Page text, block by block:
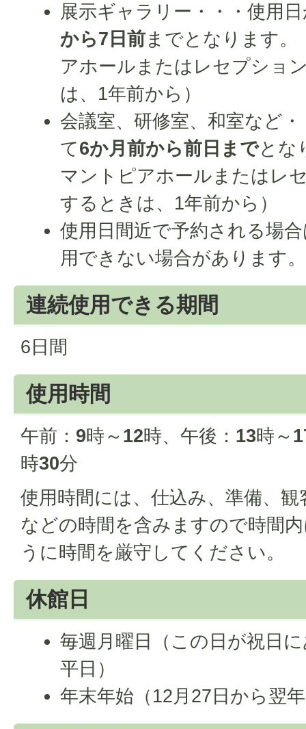
展示ギャラリー・・・使用
から7日前までとなります
アホールまたはレセプショ
は、1年前から）
会議室、研修室、和室など
て6か月前から前日までとな
マントピアホールまたはレ
するときは、1年前から）
使用日間近で予約される場
用できない場合があります。
連続使用できる期間
6日間
使用時間
午前： 9時～12時、午後： 13時～
時30分
使用時間には、仕込み、準備、
などの時間を含みますので時間
うに時間を厳守してください。
休館日
毎週月曜日（この日が祝日
平日）
年末年始（12月27日から翌